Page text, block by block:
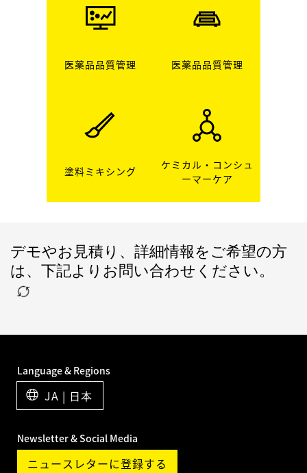
医薬品品質管理 医薬品品質管理
塗料ミキシング
ケミカル・コンシュ
ーマーケア
デモやお見積り、詳細情報をご希望の方
は、下記よりお問い合わせください。
Language & Regions
JA | 日本
Newsletter & Social Media
ニュースレターに登録する